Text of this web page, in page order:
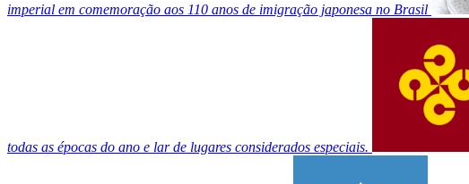
imperial em comemoração aos 110 anos de imigração japonesa no Brasil
todas as épocas do ano e lar de lugares considerados especiais.